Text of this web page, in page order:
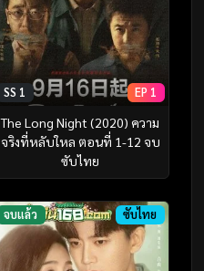
SS 1 EP 1
The Long Night (2020) ความ
จริงที่หลับใหล ตอนที่ 1-12 จบ
ซับไทย
จบแล้ว ซับไทย